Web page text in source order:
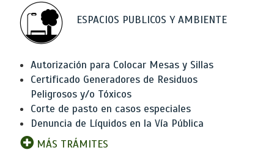
ESPACIOS PUBLICOS Y AMBIENTE
Autorización para Colocar Mesas y Sillas
Certificado Generadores de Residuos
Peligrosos y/o Tóxicos
Corte de pasto en casos especiales
Denuncia de Líquidos en la Vía Pública
MÁS TRÁMITES